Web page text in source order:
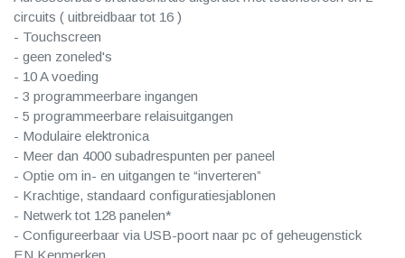
circuits ( uitbreidbaar tot 16 )
- Touchscreen
- geen zoneled's
- 10 A voeding
- 3 programmeerbare ingangen
- 5 programmeerbare relaisuitgangen
- Modulaire elektronica
- Meer dan 4000 subadrespunten per paneel
- Optie om in- en uitgangen te “inverteren”
- Krachtige, standaard configuratiesjablonen
- Netwerk tot 128 panelen*
- Configureerbaar via USB-poort naar pc of geheugenstick